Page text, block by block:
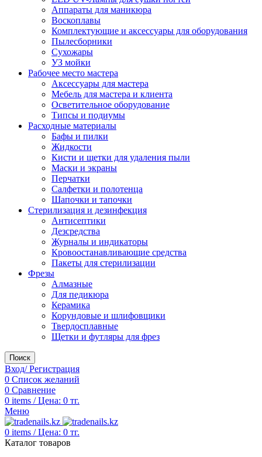
Аппараты для маникюра
Воскоплавы
Комплектующие и аксессуары для оборудования
Пылесборники
Сухожары
УЗ мойки
Рабочее место мастера
Аксессуары для мастера
Мебель для мастера и клиента
Осветительное оборудование
Типсы и подиумы
Расходные материалы
Бафы и пилки
Жидкости
Кисти и щетки для удаления пыли
Маски и экраны
Перчатки
Салфетки и полотенца
Шапочки и тапочки
Стерилизация и дезинфекция
Антисептики
Дезсредства
Журналы и индикаторы
Кровоостанавливающие средства
Пакеты для стерилизации
Фрезы
Алмазные
Для педикюра
Керамика
Корундовые и шлифовщики
Твердосплавные
Щетки и футляры для фрез
Поиск
Вход/ Регистрация
0 Список желаний
0 Сравнение
0 items / Цена: 0 тг.
Меню
0 items / Цена: 0 тг.
Каталог товаров